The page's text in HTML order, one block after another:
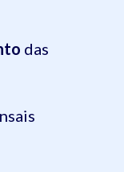
das